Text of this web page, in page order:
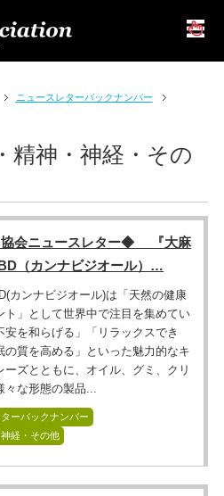
ニュースレターバックナンバー
精神・神経・その
会ニュースレター◆ 『大麻
（カンナビジオール）…
カンナビジオール)は「天然の健康
ト」として世界中で注目を集めてい
安を和らげる」「リラックスでき
の質を高める」といった魅力的なキ
ーズとともに、オイル、グミ、クリ
々な形態の製品...
ーバックナンバー
経・その他